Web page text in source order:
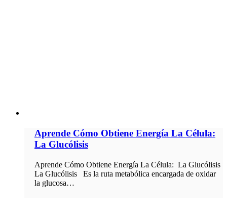
Aprende Cómo Obtiene Energía La Célula:
La Glucólisis
Aprende Cómo Obtiene Energía La Célula: La Glucólisis
La Glucólisis Es la ruta metabólica encargada de oxidar
la glucosa…